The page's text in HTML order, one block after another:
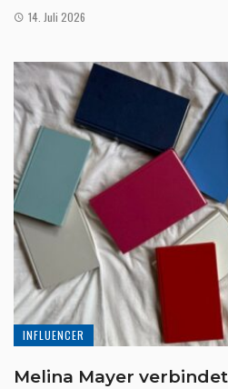
14. Juli 2026
INFLUENCER
Melina Mayer